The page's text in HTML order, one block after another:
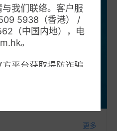
更多
我们联络。客户服
5938（香港） /
（中国内地），电
。
平台获取提防诈骗